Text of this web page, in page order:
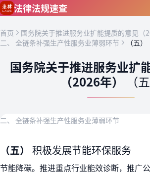
跳到主要内容
法律法规速查
首页
国务院关于推进服务业扩能提质的意见（
二、 全链条补强生产性服务业薄弱环节
（五）
国务院关于推进服务业扩
（2026年）
（
二、 全链条补强生产性服务业薄弱环节
（五） 积极发展节能环保服务
节能降碳。推进重点行业能效诊断，推广